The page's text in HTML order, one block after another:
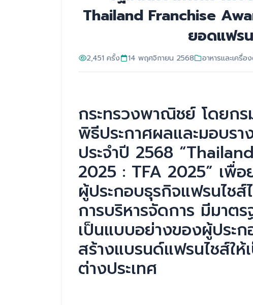
Thailand Franchise
ยอดแฟร
2,451 ครั้ง 14 พฤศจิกายน 2568 อาหารและเครื่อ
กระทรวงพาณิชย์ โดยก
พิธีประกาศผลและมอบร
ประจำปี 2568
2025 : TFA 2025” เพื่อ
ผู้ประกอบธุรกิจแฟรนไช
การบริหารจัดการ มีมาต
เป็นแบบอย่างของผู้ประ
สร้างแบรนด์แฟรนไชส์ให้
ต่างประเทศ